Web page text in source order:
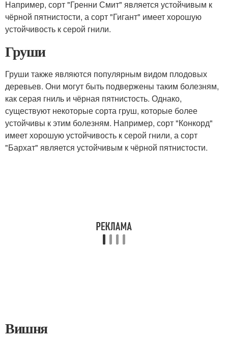
Например, сорт "Гренни Смит" является устойчивым к
чёрной пятнистости, а сорт "Гигант" имеет хорошую
устойчивость к серой гнили.
Груши
Груши также являются популярным видом плодовых
деревьев. Они могут быть подвержены таким болезням,
как серая гниль и чёрная пятнистость. Однако,
существуют некоторые сорта груш, которые более
устойчивы к этим болезням. Например, сорт "Конкорд"
имеет хорошую устойчивость к серой гнили, а сорт
"Бархат" является устойчивым к чёрной пятнистости.
Вишня